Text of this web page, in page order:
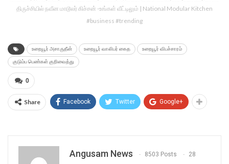
திருச்சியில் நவீன மாடூலர் கிச்சன் -உங்கள் வீட்டிலும் | National Modular Kitchen
#business #trending
உறையூர் அசாருதீன் உறையூர் வாலிபர் கைத உறையூர் விபச்சாரம்
குடும்ப பெண்கள் குறிவைத்து
0
Share Facebook Twitter Google+
Angusam News 8503 Posts 28